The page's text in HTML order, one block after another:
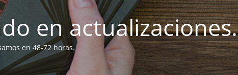
en actualizaciones.
en 48-72 horas.